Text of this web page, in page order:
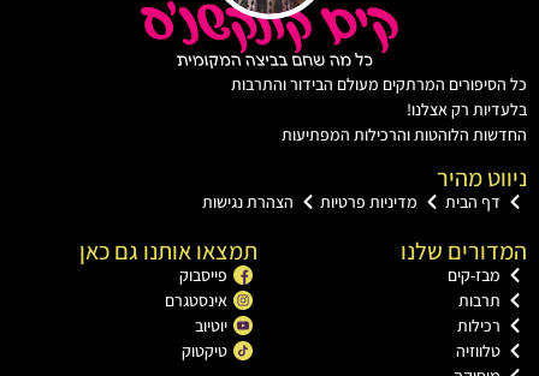
המרתקים מעולם הבידור והתרבות
רק אצלנו!
הלוהטות והרכילות המפתיעות
מהיר
הבית מדיניות פרטיות הצהרת נגישות
שלנו
קים
תמצאו אותנו גם כאן
פייסבוק
אינסטגרם
יוטיוב
טיקטוק